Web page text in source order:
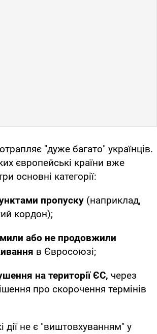
"дуже багато" українців.
європейські країни вже
основні категорії:
пропуску (наприклад,
кордон);
або не продовжили
в Євросоюзі;
на території ЄС, через
про скорочення термінів
дії не є "виштовхуванням" у